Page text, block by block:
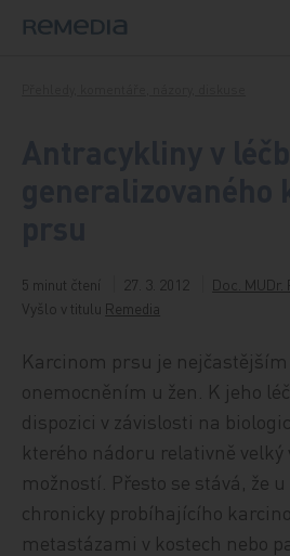
5 minut čtení 27. 3. 2012
Doc. MUDr.
Vyšlo v titulu Remedia
Karcinom prsu je
onemocněním u žen. K jeho
dispozici v závislosti na
kterého nádoru relativně velký
možností. Přesto se stává, že
chronicky probíhajícího
metastázami v kostech nebo